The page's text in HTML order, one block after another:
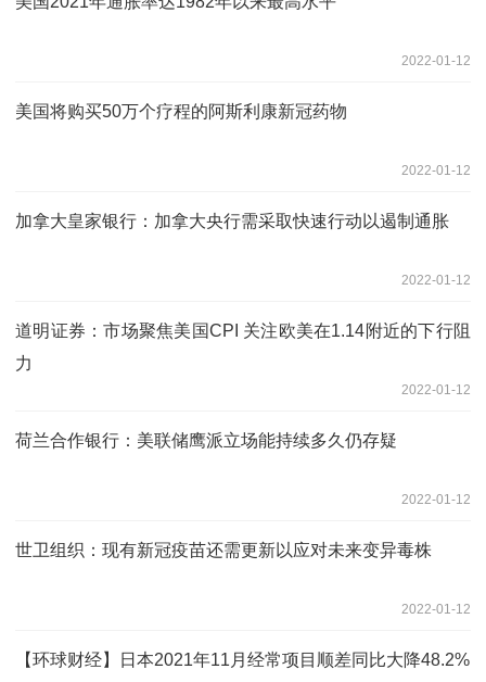
2022-01-12
美国将购买50万个疗程的阿斯利康新冠药物
2022-01-12
加拿大皇家银行：加拿大央行需采取快速行动以遏制通胀
2022-01-12
道明证券：市场聚焦美国CPI 关注欧美在1.14附近的下行阻
力
2022-01-12
荷兰合作银行：美联储鹰派立场能持续多久仍存疑
2022-01-12
世卫组织：现有新冠疫苗还需更新以应对未来变异毒株
2022-01-12
【环球财经】日本2021年11月经常项目顺差同比大降48.2%